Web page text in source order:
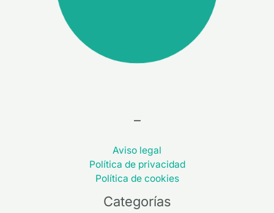
–
Aviso legal
Política de privacidad
Política de cookies
Categorías